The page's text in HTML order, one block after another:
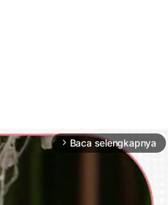
arrow_forward_ios Baca selengkapnya